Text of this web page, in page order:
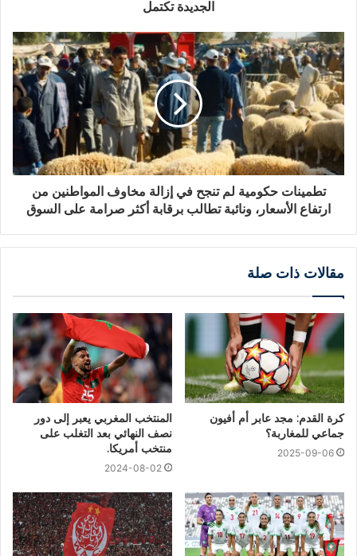
الجديدة تكتمل
تطمينات حكومية لم تنجح في إزالة مخاوف المواطنين من
ارتفاع الأسعار، ونائبة تطالب برقابة أكثر صرامة على السوق
مقالات ذات صلة
كرة القدم: مجد عابر أم أفيون
جماعي للمغاربة؟
2025-09-06
المنتخب المغربي يعبر إلى دور
نصف النهائي بعد التغلب على
منتخب أمريكا.
2024-08-02